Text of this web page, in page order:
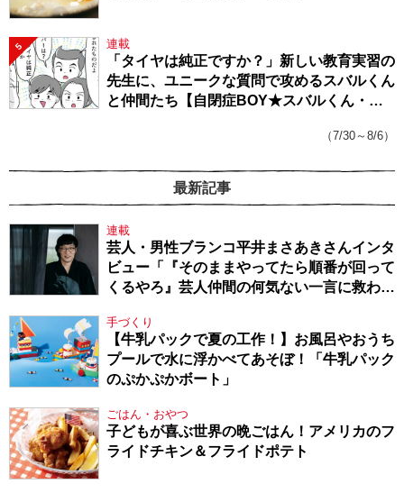
5 連載
「タイヤは純正ですか？」新しい教育実習の
先生に、ユニークな質問で攻めるスバルくん
と仲間たち【自閉症BOY★スバルくん・
（7/30～8/6）
最新記事
連載
芸人・男性ブランコ平井まさあきさんインタ
ビュー「『そのままやってたら順番が回って
くるやろ』芸人仲間の何気ない一言に救われ
手づくり
【牛乳パックで夏の工作！】お風呂やおうち
プールで水に浮かべてあそぼ！「牛乳パック
のぷかぷかボート」
ごはん・おやつ
子どもが喜ぶ世界の晩ごはん！アメリカのフ
ライドチキン＆フライドポテト